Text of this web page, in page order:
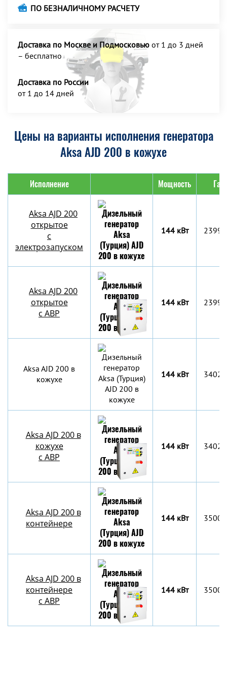
ПО БЕЗНАЛИЧНОМУ РАСЧЕТУ
Доставка по Москве и Подмосковью от 1 до 3 дней
– бесплатно
Доставка по России
от 1 до 14 дней
Цены на варианты исполнения генератора
Aksa AJD 200 в кожухе
Исполнение Мощность
Aksa AJD 200
открытое
с
электрозапуском
144 кВт
Aksa AJD 200
открытое
с АВР
144 кВт
Aksa AJD 200 в
кожухе
144 кВт
Aksa AJD 200 в
кожухе
с АВР
144 кВт
Aksa AJD 200 в
контейнере
144 кВт
Aksa AJD 200 в
контейнере
c АВР
144 кВт